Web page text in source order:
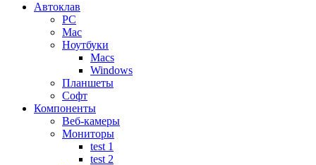
Автоклав
PC
Mac
Ноутбуки
Macs
Windows
Планшеты
Софт
Компоненты
Веб-камеры
Мониторы
test 1
test 2